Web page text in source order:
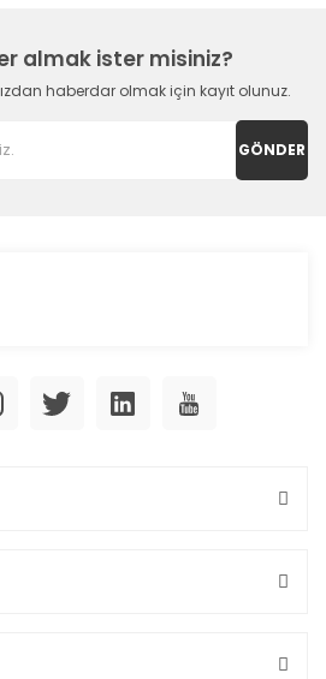
almak ister misiniz?
haberdar olmak için kayıt olunuz.
GÖNDER